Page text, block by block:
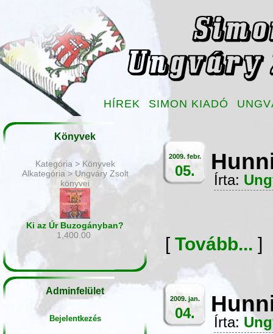
HÍREK SIMON KIADÓ
Könyvek
Kategória > Könyvek
Alkategória > Ungváry Zsolt
könyvei
Ki az Úr Buzogányban?
1,400.00
Adminfelület
Bejelentkezés
2009. febr.
05.
Írta:
[ Tovább... ]
2009. jan.
04.
Írta: